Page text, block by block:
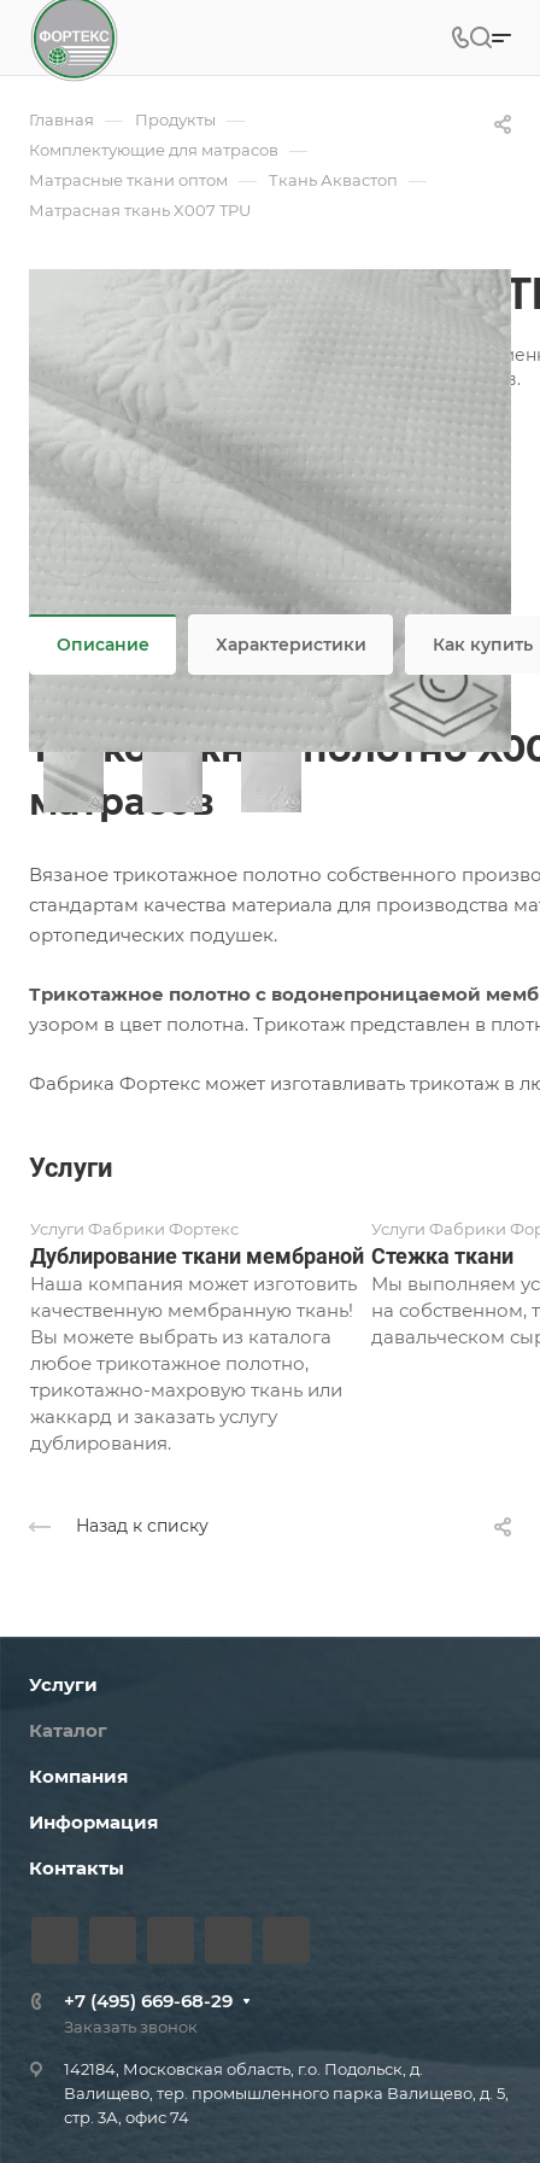
Главная — Продукты —
Комплектующие для матрасов —
Матрасные ткани оптом — Ткань Аквастоп —
Матрасная ткань X007 TPU
Матрасная ткань X007
Трикотаж с мембраной - непромокаемый и
является одним из лучших типов тканей для матрасов.
Подробности
Заказать
Возможны дополнительные опции
Не является публичной офертой
Описание Характеристики Как купить
Трикотажное полотно
матрасов
Вязаное трикотажное полотно собственного
стандартам качества материала для производства
ортопедических подушек.
Трикотажное полотно с водонепроницаемой
узором в цвет полотна. Трикотаж представлен в
Фабрика Фортекс может изготавливать трикотаж в
Услуги
Услуги Фабрики Фортекс
Дублирование ткани мембраной
Наша компания может изготовить
качественную мембранную ткань!
Вы можете выбрать из каталога
любое трикотажное полотно,
трикотажно-махровую ткань или
жаккард и заказать услугу
дублирования.
Услуги Фабрики
Стежка ткани
Мы выполняем
на собственном,
давальческом
Назад к списку
Услуги
Каталог
Компания
Информация
Контакты
+7 (495) 669-68-29
Заказать звонок
142184, Московская область, г.о. Подольск, д.
Валищево, тер. промышленного парка Валищево, д. 5,
стр. 3А, офис 74